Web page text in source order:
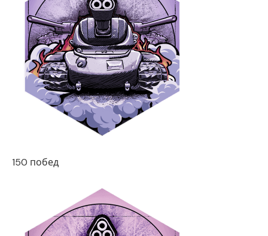
150 побед